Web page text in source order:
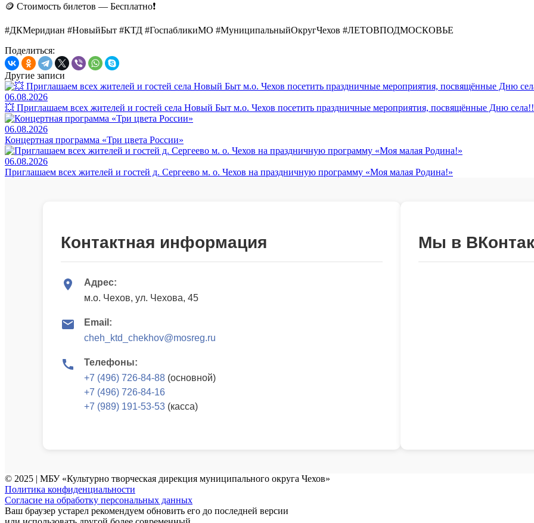
🪙 Стоимость билетов — Бесплатно❗️
#ДКМеридиан #НовыйБыт #КТД #ГоспабликиМО #МуниципальныйОкругЧехов #ЛЕТОВПОДМОСКОВЬЕ
Поделиться:
Другие записи
06.08.2026
💥 Приглашаем всех жителей и гостей села Новый Быт м.о. Чехов посетить праздничные мероприятия, посвящённые Дню
06.08.2026
Концертная программа «Три цвета России»
06.08.2026
Приглашаем всех жителей и гостей д. Сергеево м. о. Чехов на праздничную программу «Моя малая Родина!»
Контактная информация
Адрес:
м.о. Чехов, ул. Чехова, 45
Email:
cheh_ktd_chekhov@mosreg.ru
Телефоны:
+7 (496) 726-84-88 (основной)
+7 (496) 726-84-16
+7 (989) 191-53-53 (касса)
Мы в
© 2025 | МБУ «Культурно творческая дирекция муниципального округа Чехов»
Политика конфиденциальности
Согласие на обработку персональных данных
Ваш браузер устарел рекомендуем обновить его до последней версии